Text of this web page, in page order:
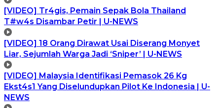
[VIDEO] Tr4gis, Pemain Sepak Bola Thailand
T#w4s Disambar Petir | U-NEWS
[VIDEO] 18 Orang Dirawat Usai Diserang Monyet
Liar, Sejumlah Warga Jadi ‘Sniper’ | U-NEWS
[VIDEO] Malaysia Identifikasi Pemasok 26 Kg
Ekst4s1 Yang Diselundupkan Pilot Ke Indonesia | U-
NEWS